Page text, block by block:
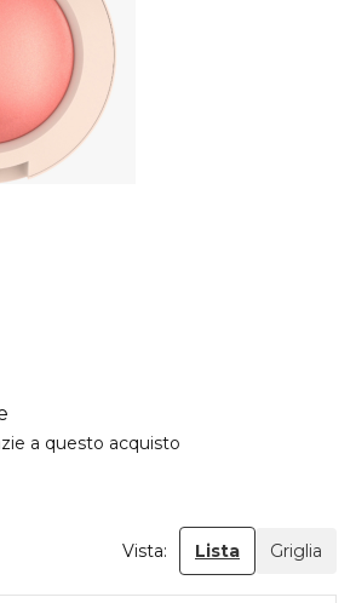
a questo acquisto
Vista: Lista Griglia